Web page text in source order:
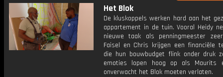
Het Blok
De kluskoppels werken hard aan het
appartement in de tuin. Vooral Heidy
nieuwe taak als penningmeester
Faisel en Chris krijgen een financiële
die hun bouwbudget flink onder druk
emoties lopen hoog op als Maurits
onverwacht het Blok moeten verlaten.